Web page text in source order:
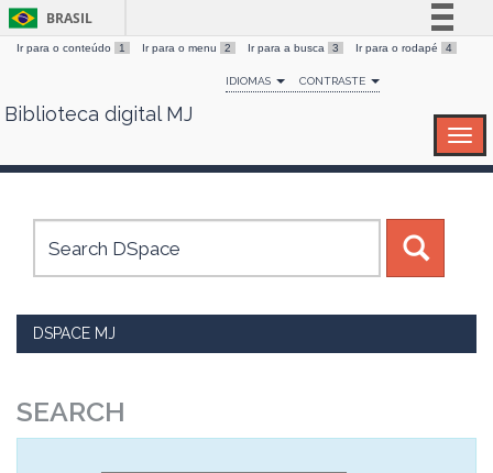
Skip
BRASIL
Simplifique!
Comunica BR
Canais
Ir para o conteúdo 1 Ir para o menu 2 Ir para a busca 3 Ir para o rodapé 4
IDIOMAS CONTRASTE
Biblioteca digital MJ
DSPACE MJ
SEARCH